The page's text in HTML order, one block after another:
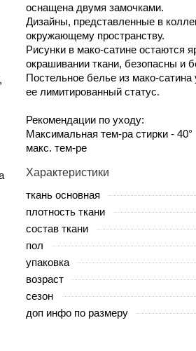
оснащена двумя замочками.
Дизайны, представленные в
окружающему пространству.
Рисунки в мако-сатине остаются
окрашивании ткани, безопасны и
Постельное белье из мако-
ее лимитированный статус.
Рекомендации по уходу:
Максимальная тем-ра стирки -
макс. тем-ре
Характеристики
ткань основная
плотность ткани
состав ткани
пол
упаковка
возраст
сезон
доп инфо по размеру